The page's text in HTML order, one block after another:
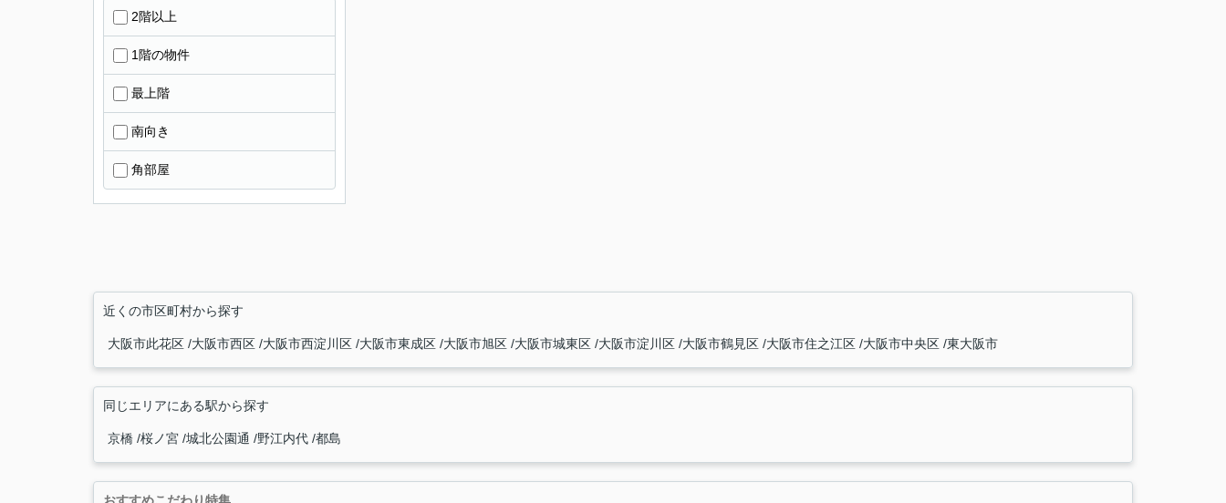
2階以上
1階の物件
最上階
南向き
角部屋
近くの市区町村から探す
大阪市此花区 大阪市西区 大阪市西淀川区 大阪市東成区 大阪市旭区 大阪市城東区 大阪市淀川区 大阪市鶴見区 大阪市住之江区 大阪市中央区 東大阪市
同じエリアにある駅から探す
京橋 桜ノ宮 城北公園通 野江内代 都島